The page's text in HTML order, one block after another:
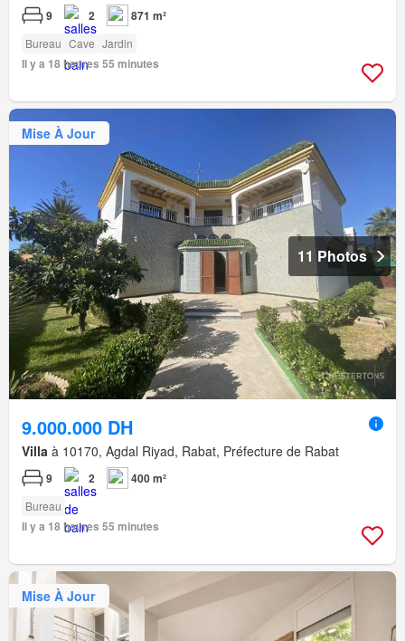
9 2 871 m²
Bureau Cave Jardin
Il y a 18 heures 55 minutes
Mise À Jour
11 Photos
9.000.000 DH
Villa à 10170, Agdal Riyad, Rabat, Préfecture de Rabat
9 2 400 m²
Bureau
Il y a 18 heures 55 minutes
Mise À Jour